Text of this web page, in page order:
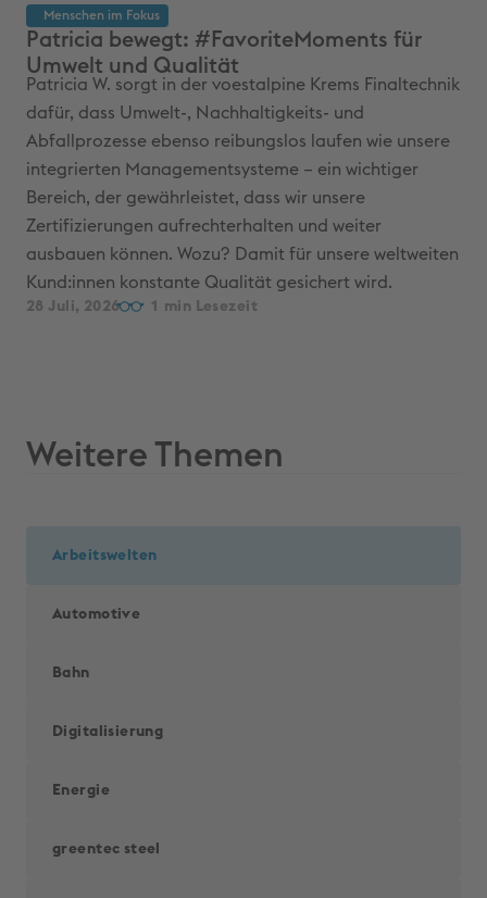
Menschen im Fokus
Patricia bewegt: #FavoriteMoments für
Umwelt und Qualität
Patricia W. sorgt in der voestalpine Krems Finaltechnik
dafür, dass Umwelt-, Nachhaltigkeits- und
Abfallprozesse ebenso reibungslos laufen wie unsere
integrierten Managementsysteme – ein wichtiger
Bereich, der gewährleistet, dass wir unsere
Zertifizierungen aufrechterhalten und weiter
ausbauen können. Wozu? Damit für unsere weltweiten
Kund:innen konstante Qualität gesichert wird.
28 Juli, 2026 1
Weitere Themen
Arbeitswelten
Automotive
Bahn
Digitalisierung
Energie
greentec steel